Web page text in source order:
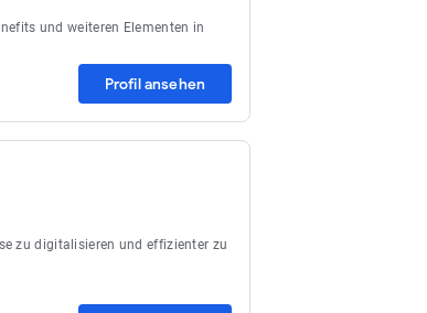
und weiteren Elementen in
Profil ansehen
zu digitalisieren und effizienter zu